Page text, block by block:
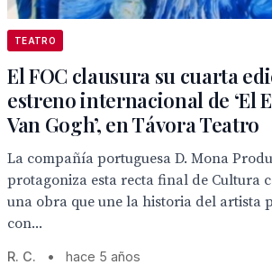
TEATRO
El FOC clausura su cuarta
estreno internacional de ‘El
Van Gogh’, en Távora Teatro
La compañía portuguesa D. Mona
protagoniza esta recta final de Cultura
una obra que une la historia del artista
con...
R. C. • hace 5 años